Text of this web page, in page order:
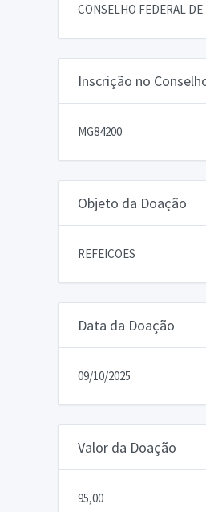
CONSELHO FEDERAL
Inscrição no
MG84200
Objeto da Doação
REFEICOES
Data da Doação
09/10/2025
Valor da Doação
95,00